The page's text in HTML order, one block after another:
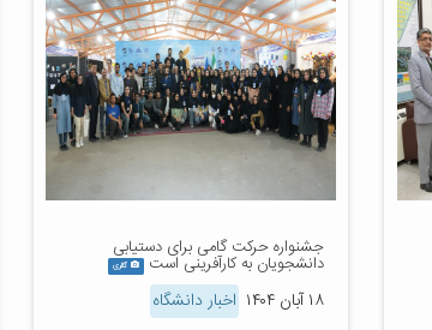
جشنواره حرکت گامی برای دستیابی
دانشجویان به کارآفرینی است گالری
۱۸ آبان ۱۴۰۴ اخبار دانشگاه